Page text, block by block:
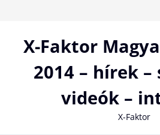
contentX-Faktor
2014 – hírek –
videók –
X-Faktor